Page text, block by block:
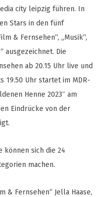
city leipzig führen. In
Stars in den fünf
& Fernsehen“, „Musik“,
ausgezeichnet. Die
ab 20.15 Uhr live und
Uhr startet im MDR-
Henne 2023″ am
Eindrücke von der
können sich die 24
machen.
& Fernsehen“ Jella Haase,